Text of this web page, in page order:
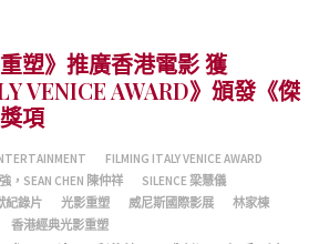
塑》推廣香港電影 獲
VENICE AWARD》頒發《傑
項
FILMING ITALY VENICE AWARD
，SEAN CHEN 陳仲祥
SILENCE 梁慧儀
紀錄片 光影重塑 威尼斯國際影展
林家棟
香港經典光影重塑